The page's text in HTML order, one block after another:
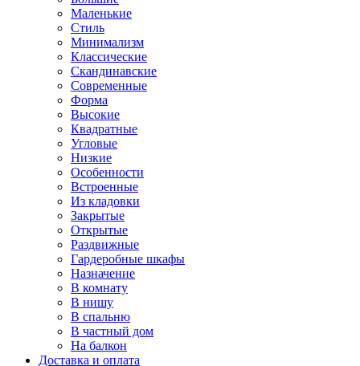
Маленькие
Стиль
Минимализм
Классические
Скандинавские
Современные
Форма
Высокие
Квадратные
Угловые
Низкие
Особенности
Встроенные
Из кладовки
Закрытые
Открытые
Раздвижные
Гардеробные шкафы
Назначение
В комнату
В нишу
В спальню
В частный дом
На балкон
Доставка и оплата